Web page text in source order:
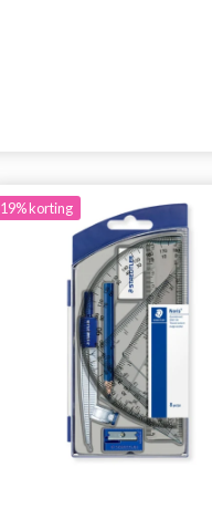
19% korting